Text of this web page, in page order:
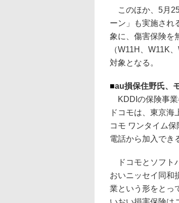
このほか、5月
ーン」も実施され
象に、傷害保険を
（W11H、W11K
対象となる。
■au損保住野氏、
KDDIの保険事業
ドコモは、東京
コモ ワンタイム
電話から加入でき
ドコモとソフト
おいニッセイ同和
業という形をとっ